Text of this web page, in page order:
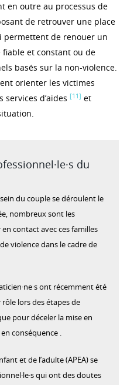
en outre au processus de
de retrouver une place
permettent de renouer un
et constant ou de
basés sur la non-violence.
orienter les victimes
d’aides [11] et
du
du couple se déroulent le
nombreux sont les
contact avec ces familles
violence dans le cadre de
ont récemment été
lors des étapes de
pour déceler la mise en
conséquence .
et de l’adulte (APEA) se
qui ont des doutes